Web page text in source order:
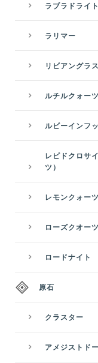
ラブラドライト
ラリマー
リビアングラス
ルチルクォーツ
ルビーインフ
レピドクロサ
ツ）
レモンクォーツ
ローズクオーツ
ロードナイト
原石
クラスター
アメジストド